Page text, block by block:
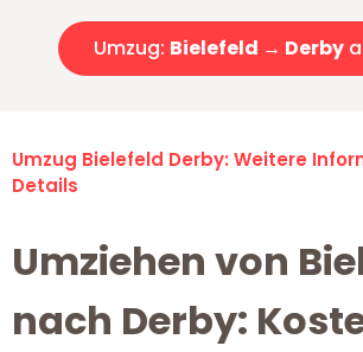
Umzug: Bielefeld → Derby
Umzug Bielefeld Derby: Weitere
Details
Umziehen von
nach Derby: